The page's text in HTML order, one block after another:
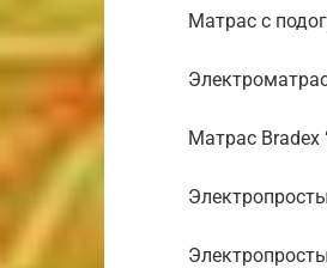
Матрас с
Матрас Bradex